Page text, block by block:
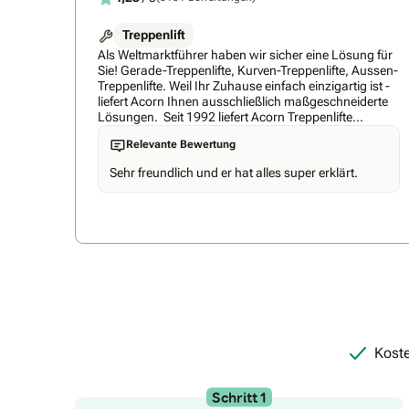
Treppenlift
Als Weltmarktführer haben wir sicher eine Lösung für
Sie! Gerade-Treppenlifte, Kurven-Treppenlifte, Aussen-
Treppenlifte. Weil Ihr Zuhause einfach einzigartig ist -
liefert Acorn Ihnen ausschließlich maßgeschneiderte
Lösungen. Seit 1992 liefert Acorn Treppenlifte
weltweit und ermöglicht somit vielen Menschen, ihre
persönliche Freiheit im eigenen Hause
zuverlässig, einfach zu bedienen und preiswert.
Durch das Baukastenprinzip unserer Treppenlifte
Sitzfläche und Rückenlehne gepolstert, der Sitz lässt
sieben Tagen garantieren. Für den Fall, dass während
Relevante Bewertung
Sehr freundlich und er hat alles super erklärt.
Schritt 1